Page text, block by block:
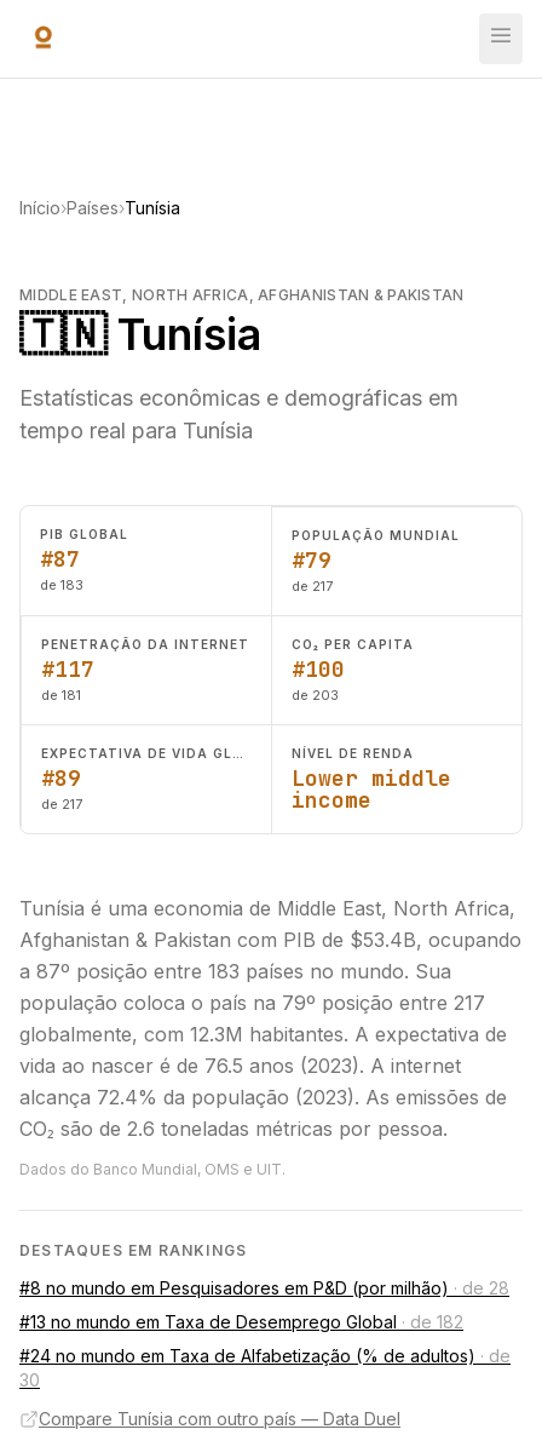
Início›Países›Tunísia
MIDDLE EAST, NORTH AFRICA, AFGHANISTAN & PAKISTAN
🇹🇳 Tunísia
Estatísticas econômicas e demográficas em
tempo real para Tunísia
PIB GLOBAL
#87
de 183
POPULAÇÃO MUNDIAL
#79
de 217
PENETRAÇÃO DA INTERNET
#117
de 181
CO₂ PER CAPITA
#100
de 203
#89
de 217
NÍVEL DE RENDA
Lower middle
income
Tunísia é uma economia de Middle East, North Africa,
Afghanistan & Pakistan com PIB de $53.4B, ocupando
a 87º posição entre 183 países no mundo. Sua
população coloca o país na 79º posição entre 217
globalmente, com 12.3M habitantes. A expectativa de
vida ao nascer é de 76.5 anos (2023). A internet
alcança 72.4% da população (2023). As emissões de
CO₂ são de 2.6 toneladas métricas por pessoa.
Dados do Banco Mundial, OMS e UIT.
DESTAQUES EM RANKINGS
#8 no mundo em Pesquisadores em P&D (por milhão) · de 28
#13 no mundo em Taxa de Desemprego Global · de 182
#24 no mundo em Taxa de Alfabetização (% de adultos) · de
30
Compare Tunísia com outro país — Data Duel